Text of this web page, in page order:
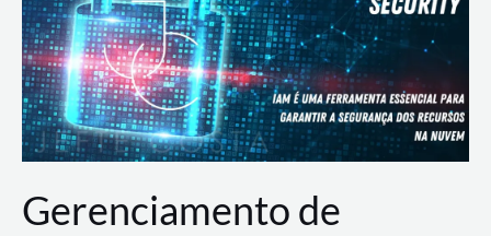
Operações
Gerenciamento de